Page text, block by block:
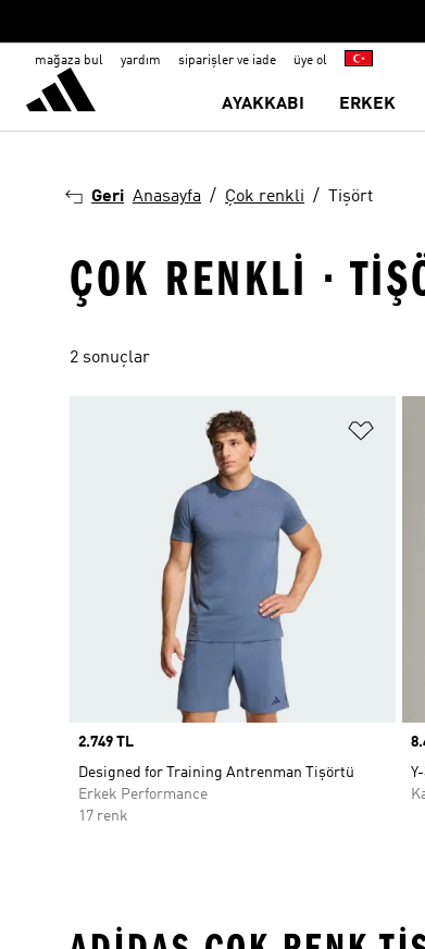
mağaza bul yardım siparişler ve iade üye ol
AYAKKABI ERKEK
Geri Anasayfa Çok renkli Tişört
ÇOK RENKLI ·
2 sonuçlar
Price
2.749 TL
Designed for Training Antrenman Tişörtü
Erkek Performance
17 renk